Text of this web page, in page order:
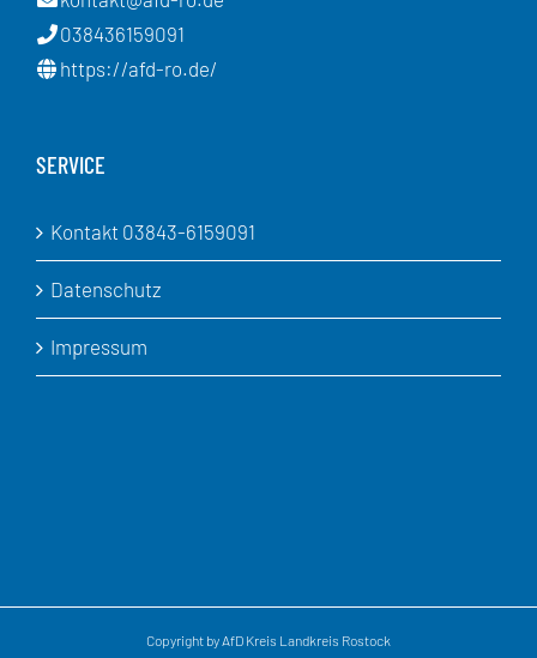
038436159091
https://afd-ro.de/
SERVICE
Kontakt 03843-6159091
Datenschutz
Impressum
Copyright by AfD Kreis Landkreis Rostock